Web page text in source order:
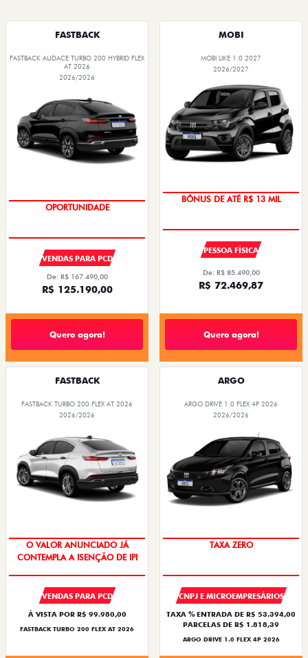
FASTBACK
FASTBACK AUDACE TURBO 200 HYBRID FLEX
AT 2026
2026/2026
OPORTUNIDADE
VENDAS PARA PCD
De: R$ 167.490,00
R$ 125.190,00
Quero agora!
MOBI
MOBI LIKE 1.0 2027
2026/2027
BÔNUS DE ATÉ R$ 13 MIL
PESSOA FÍSICA
De: R$ 85.490,00
R$ 72.469,87
Quero agora!
FASTBACK
FASTBACK TURBO 200 FLEX AT 2026
2026/2026
O VALOR ANUNCIADO JÁ
CONTEMPLA A ISENÇÃO DE IPI
VENDAS PARA PCD
À VISTA POR R$ 99.980,00
FASTBACK TURBO 200 FLEX AT 2026
ARGO
ARGO DRIVE 1.0 FLEX 4P 2026
2026/2026
TAXA ZERO
CNPJ E MICROEMPRESÁRIOS
TAXA % ENTRADA DE R$ 53.394,00
PARCELAS DE R$ 1.818,39
ARGO DRIVE 1.0 FLEX 4P 2026